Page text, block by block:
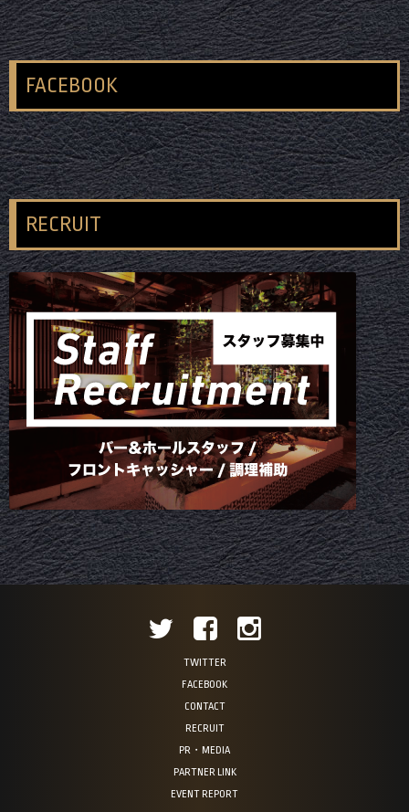
FACEBOOK
RECRUIT
TWITTER
FACEBOOK
CONTACT
RECRUIT
PR・MEDIA
PARTNER LINK
EVENT REPORT